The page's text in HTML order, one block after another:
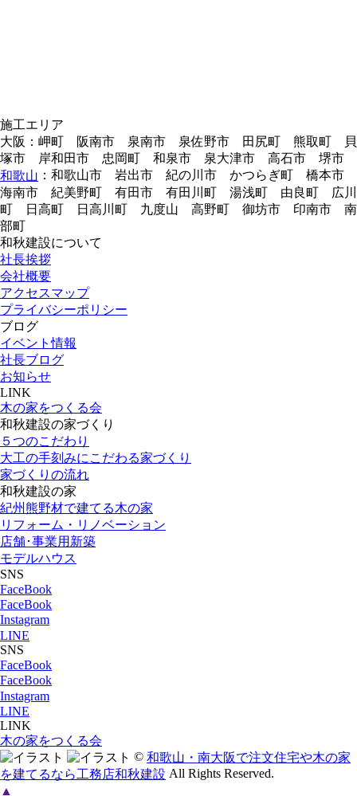
施工エリア
大阪：岬町 阪南市 泉南市 泉佐野市 田尻町 熊取町 貝
塚市 岸和田市 忠岡町 和泉市 泉大津市 高石市 堺市
和歌山 ：和歌山市 岩出市 紀の川市 かつらぎ町 橋本市
海南市 紀美野町 有田市 有田川町 湯浅町 由良町 広川
町 日高町 日高川町 九度山 高野町 御坊市 印南市 南
部町
和秋建設について
社長挨拶
会社概要
アクセスマップ
プライバシーポリシー
ブログ
イベント情報
社長ブログ
お知らせ
LINK
木の家をつくる会
和秋建設の家づくり
５つのこだわり
大工の手刻みにこだわる家づくり
家づくりの流れ
和秋建設の家
紀州熊野材で建てる木の家
リフォーム・リノベーション
店舗･事業用新築
モデルハウス
SNS
FaceBook
FaceBook
Instagram
LINE
SNS
FaceBook
FaceBook
Instagram
LINE
LINK
木の家をつくる会
© 和歌山・南大阪で注文住宅や木の家
を建てるなら工務店和秋建設 All Rights Reserved.
▲